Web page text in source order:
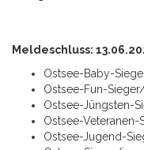
Meldeschluss:
Ostsee-Baby-
Ostsee-Fun-
Ostsee-Jüngsten-
Ostsee-Veteranen-
Ostsee-Jugend-